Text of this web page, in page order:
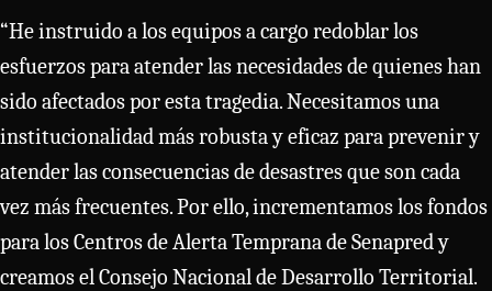
“He instruido a los equipos a cargo redoblar los
esfuerzos para atender las necesidades de quienes han
sido afectados por esta tragedia. Necesitamos una
institucionalidad más robusta y eficaz para prevenir y
atender las consecuencias de desastres que son cada
vez más frecuentes. Por ello, incrementamos los fondos
para los Centros de Alerta Temprana de Senapred y
creamos el Consejo Nacional de Desarrollo Territorial.